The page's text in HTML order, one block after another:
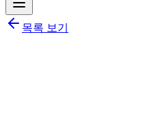
목록 보기